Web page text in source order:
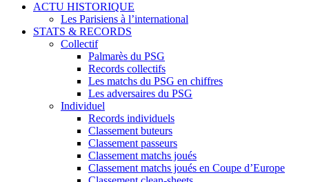
ACTU HISTORIQUE
Les Parisiens à l’international
STATS & RECORDS
Collectif
Palmarès du PSG
Records collectifs
Les matchs du PSG en chiffres
Les adversaires du PSG
Individuel
Records individuels
Classement buteurs
Classement passeurs
Classement matchs joués
Classement matchs joués en Coupe d’Europe